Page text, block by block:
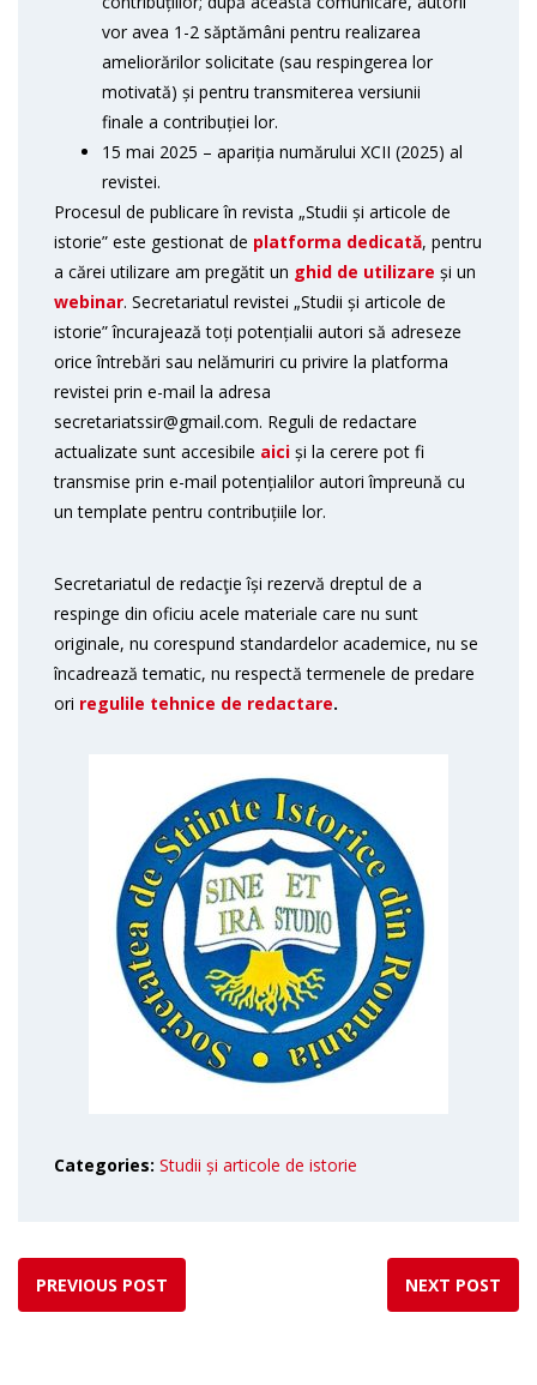
vor avea 1-2 săptămâni pentru realizarea
ameliorărilor solicitate (sau respingerea lor
motivată) și pentru transmiterea versiunii
finale a contribuției lor.
15 mai 2025 – apariția numărului XCII (2025) al
revistei.
Procesul de publicare în revista „Studii și articole de
istorie” este gestionat de platforma dedicată, pentru
a cărei utilizare am pregătit un ghid de utilizare și un
webinar. Secretariatul revistei „Studii și articole de
istorie” încurajează toți potențialii autori să adreseze
orice întrebări sau nelămuriri cu privire la platforma
revistei prin e-mail la adresa
secretariatssir@gmail.com. Reguli de redactare
actualizate sunt accesibile aici și la cerere pot fi
transmise prin e-mail potențialilor autori împreună cu
un template pentru contribuțiile lor.
Secretariatul de redacţie își rezervă dreptul de a
respinge din oficiu acele materiale care nu sunt
originale, nu corespund standardelor academice, nu se
încadrează tematic, nu respectă termenele de predare
ori regulile tehnice de redactare.
Categories: Studii și articole de istorie
PREVIOUS POST NEXT POST